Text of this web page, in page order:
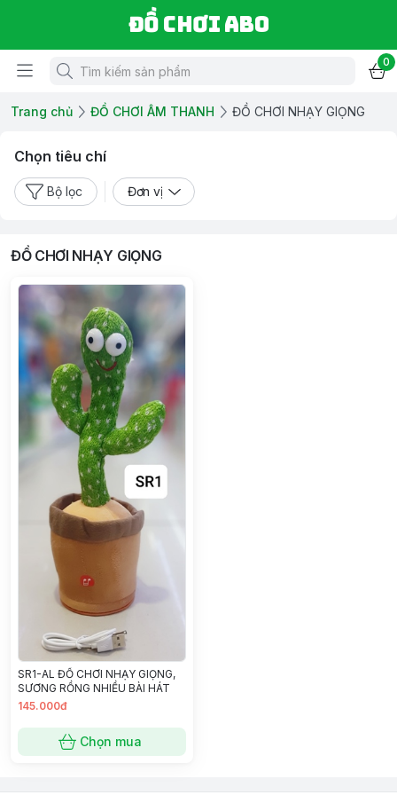
Đồ chơi ABO
0
Trang chủ ĐỒ CHƠI ÂM THANH ĐỒ CHƠI NHẠY GIỌNG
Chọn tiêu chí
Bộ lọc Đơn vị
ĐỒ CHƠI NHẠY GIỌNG
SR1-AL ĐỒ CHƠI NHẠY GIỌNG,
SƯƠNG RỒNG NHIỀU BÀI HÁT
145.000đ
Chọn mua